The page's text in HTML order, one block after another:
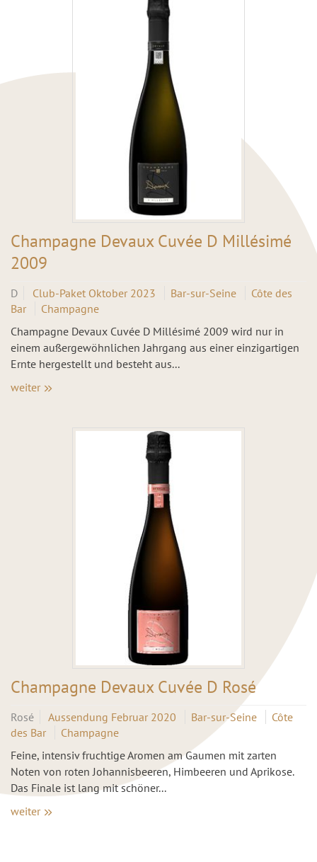
Champagne Devaux Cuvée D Millésimé
2009
D Club-Paket Oktober 2023 Bar-sur-Seine
Côte des
Bar
Champagne
Champagne Devaux Cuvée D Millésimé 2009 wird nur in
einem außergewöhnlichen Jahrgang aus einer einzigartigen
Ernte hergestellt und besteht aus...
weiter
Champagne Devaux Cuvée D Rosé
Rosé Aussendung Februar 2020 Bar-sur-Seine
Côte
des Bar
Champagne
Feine, intensiv fruchtige Aromen am Gaumen mit zarten
Noten von roten Johannisbeeren, Himbeeren und Aprikose.
Das Finale ist lang mit schöner...
weiter